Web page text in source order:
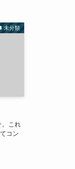
未分類
。これ
コン